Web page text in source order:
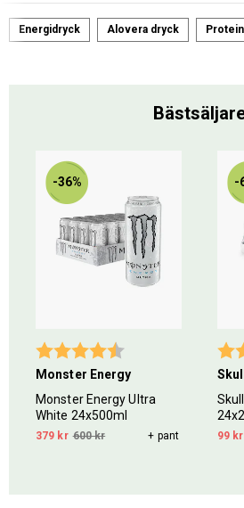
Energidryck Alovera dryck
stjärnor
-36%
Betyg: 4.8 utav 5 stjärnor
Monster Energy
Monster Energy Ultra
White 24x500ml
379 kr 600 kr + pant
-
99 kr